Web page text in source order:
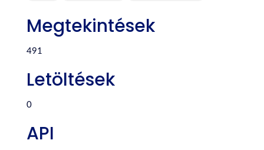
Megtekintések
491
Letöltések
0
API